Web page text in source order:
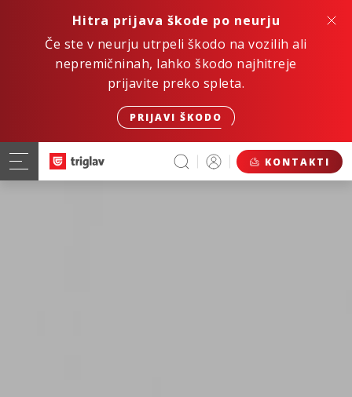
Hitra prijava škode po neurju
Če ste v neurju utrpeli škodo na vozilih ali
nepremičninah, lahko škodo najhitreje
prijavite preko spleta.
PRIJAVI ŠKODO
KONTAKTI